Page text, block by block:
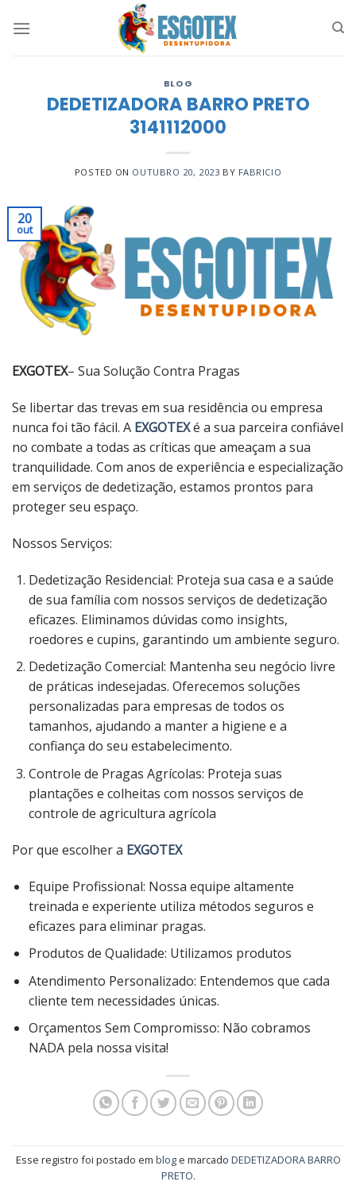
BLOG
DEDETIZADORA BARRO PRETO
3141112000
POSTED ON OUTUBRO 20, 2023 BY FABRICIO
20
out
EXGOTEX– Sua Solução Contra Pragas
Se libertar das trevas em sua residência ou empresa
nunca foi tão fácil. A EXGOTEXé a sua parceira confiável
no combate a todas as críticas que ameaçam a sua
tranquilidade. Com anos de experiência e especialização
em serviços de dedetização, estamos prontos para
proteger seu espaço.
Nossos Serviços:
Dedetização Residencial: Proteja sua casa e a saúde
de sua família com nossos serviços de dedetização
eficazes. Eliminamos dúvidas como insights,
roedores e cupins, garantindo um ambiente seguro.
Dedetização Comercial: Mantenha seu negócio livre
de práticas indesejadas. Oferecemos soluções
personalizadas para empresas de todos os
tamanhos, ajudando a manter a higiene e a
confiança do seu estabelecimento.
Controle de Pragas Agrícolas: Proteja suas
plantações e colheitas com nossos serviços de
controle de agricultura agrícola
Por que escolher a EXGOTEX
Equipe Profissional: Nossa equipe altamente
treinada e experiente utiliza métodos seguros e
eficazes para eliminar pragas.
Produtos de Qualidade: Utilizamos produtos
Atendimento Personalizado: Entendemos que cada
cliente tem necessidades únicas.
Orçamentos Sem Compromisso: Não cobramos
NADA pela nossa visita!
Esse registro foi postado em bloge marcado DEDETIZADORA BARRO
PRETO.